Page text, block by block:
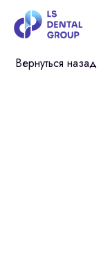
Вернуться назад